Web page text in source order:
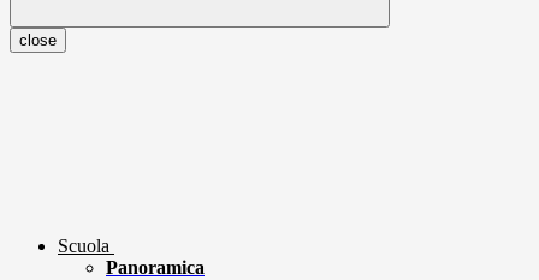
close
Scuola
Panoramica